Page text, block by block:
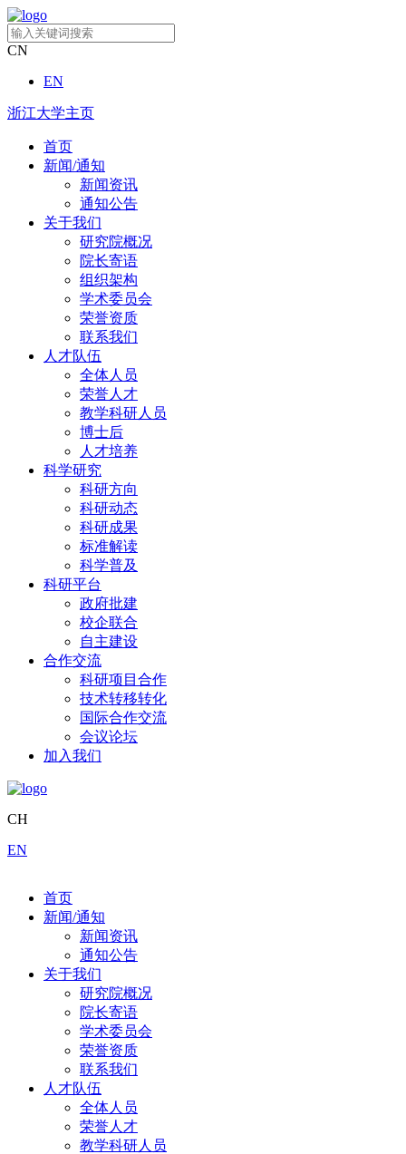
CN
EN
浙江大学主页
首页
新闻/通知
新闻资讯
通知公告
关于我们
研究院概况
院长寄语
组织架构
学术委员会
荣誉资质
联系我们
人才队伍
全体人员
荣誉人才
教学科研人员
博士后
人才培养
科学研究
科研方向
科研动态
科研成果
标准解读
科学普及
科研平台
政府批建
校企联合
自主建设
合作交流
科研项目合作
技术转移转化
国际合作交流
会议论坛
加入我们
CH
EN
首页
新闻/通知
新闻资讯
通知公告
关于我们
研究院概况
院长寄语
学术委员会
荣誉资质
联系我们
人才队伍
全体人员
荣誉人才
教学科研人员